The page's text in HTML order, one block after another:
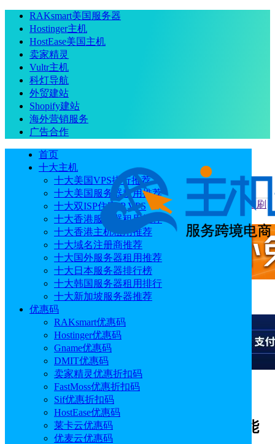
RAKsmart美国服务器
Hostinger主机
HostEase美国主机
卖家精灵
Vultr主机
科灯导航
外贸建站
Shopify建站
海外营销服务
广告合作
首页
十大主机
十大美国VPS排行推荐
十大美国服务器租用推荐
十大双ISP住宅IP VPS
十大香港服务器租用推荐
十大香港主机租用推荐
十大域名注册商推荐
十大国外服务器租用推荐
十大日本服务器排行榜
十大韩国服务器租用排行
十大新加坡服务器推荐
优惠码
RAKsmart优惠码
Hostinger优惠码
Gname优惠码
DMIT优惠码
卖家精灵优惠折扣码
FastMoss优惠折扣码
Sif优惠折扣码
HostEase优惠码
莱卡云优惠码
优麦云优惠码
当前位置：首页 主机新闻 Hostinger网站构建器新增按需印刷
Hostinger网站构建器新增按需印刷功能